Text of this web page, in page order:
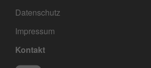
Datenschutz
Impressum
Kontakt